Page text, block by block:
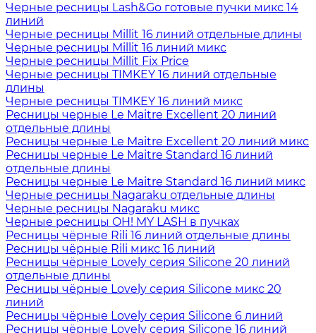
Черные ресницы Lash&Go готовые пучки микс 14
линий
Черные ресницы Millit 16 линий отдельные длины
Черные ресницы Millit 16 линий микс
Черные ресницы Millit Fix Price
Черные ресницы TIMKEY 16 линий отдельные
длины
Черные ресницы TIMKEY 16 линий микс
Ресницы черные Le Maitre Excellent 20 линий
отдельные длины
Ресницы черные Le Maitre Excellent 20 линий микс
Ресницы черные Le Maitre Standard 16 линий
отдельные длины
Ресницы черные Le Maitre Standard 16 линий микс
Черные ресницы Nagaraku отдельные длины
Черные ресницы Nagaraku микс
Черные ресницы OH! MY LASH в пучках
Ресницы чёрные Rili 16 линий отдельные длины
Ресницы чёрные Rili микс 16 линий
Ресницы чёрные Lovely серия Silicone 20 линий
отдельные длины
Ресницы чёрные Lovely серия Silicone микс 20
линий
Ресницы чёрные Lovely серия Silicone 6 линий
Ресницы чёрные Lovely серия Silicone 16 линий